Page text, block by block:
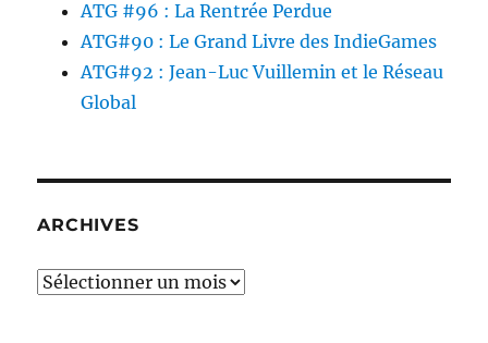
ATG #96 : La Rentrée Perdue
ATG#90 : Le Grand Livre des IndieGames
ATG#92 : Jean-Luc Vuillemin et le Réseau
Global
ARCHIVES
Archives